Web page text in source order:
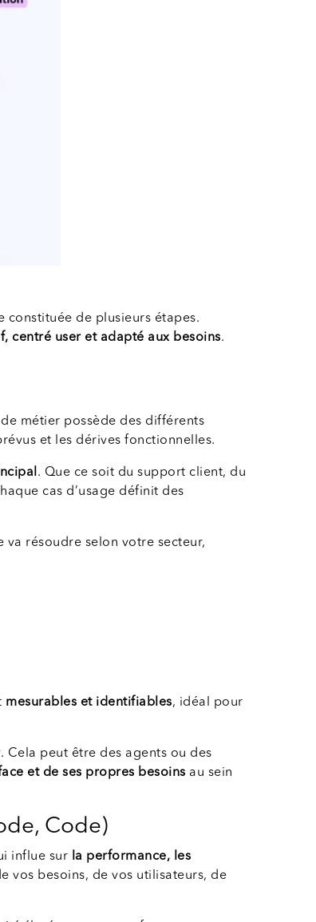
de plusieurs étapes.
centré user et adapté aux besoins.
métier possède des différents
et les dérives fonctionnelles.
. Que ce soit du support client, du
cas d’usage définit des
résoudre selon votre secteur,
mesurables et identifiables, idéal pour
. Cela peut être des agents ou des
et de ses propres besoins au sein
Code)
influe sur
la performance, les
vos besoins, de vos utilisateurs, de